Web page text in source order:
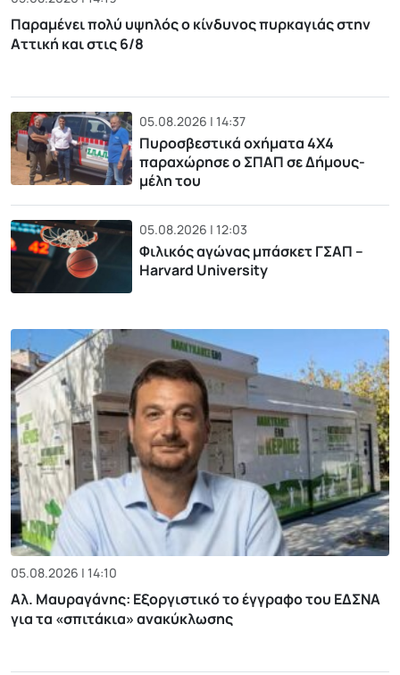
Παραμένει πολύ υψηλός ο κίνδυνος πυρκαγιάς στην
Αττική και στις 6/8
05.08.2026 | 14:37
Πυροσβεστικά οχήματα 4Χ4
παραχώρησε ο ΣΠΑΠ σε Δήμους-
μέλη του
05.08.2026 | 12:03
Φιλικός αγώνας μπάσκετ ΓΣΑΠ –
Harvard University
05.08.2026 | 14:10
Αλ. Μαυραγάνης: Εξοργιστικό το έγγραφο του ΕΔΣΝΑ
για τα «σπιτάκια» ανακύκλωσης